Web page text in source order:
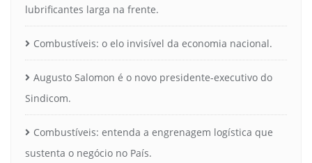
lubrificantes larga na frente.
Combustíveis: o elo invisível da economia nacional.
Augusto Salomon é o novo presidente-executivo do
Sindicom.
Combustíveis: entenda a engrenagem logística que
sustenta o negócio no País.